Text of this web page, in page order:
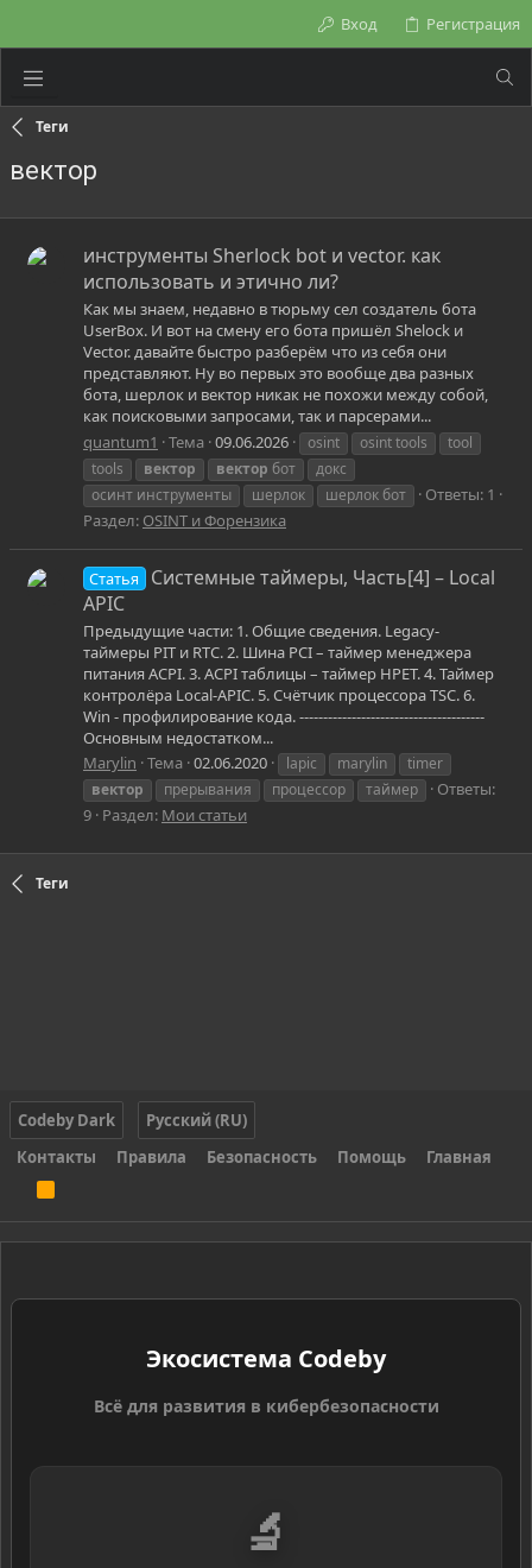
Вход Регистрация
Теги
вектор
инструменты Sherlock bot и vector. как
использовать и этично ли?
Как мы знаем, недавно в тюрьму сел создатель бота
UserBox. И вот на смену его бота пришёл Shelock и
Vector. давайте быстро разберём что из себя они
представляют. Ну во первых это вообще два разных
бота, шерлок и вектор никак не похожи между собой,
как поисковыми запросами, так и парсерами...
quantum1
Тема 09.06.2026 osint osint tools
tool
tools
вектор вектор бот
докс
осинт инструменты
шерлок шерлок бот
Ответы: 1
Раздел: OSINT и Форензика
Статья
Системные таймеры, Часть[4] – Local
APIC
Предыдущие части: 1. Общие сведения. Legacy-
таймеры PIT и RTC. 2. Шина PCI – таймер менеджера
питания ACPI. 3. ACPI таблицы – таймер HPET. 4. Таймер
контролёра Local-APIC. 5. Счётчик процессора TSC. 6.
Win - профилирование кода. ---------------------------------------
Основным недостатком...
Marylin Тема 02.06.2020 lapic marylin
timer
вектор
прерывания процессор таймер
Ответы:
9 Раздел: Мои статьи
Теги
Codeby Dark
Русский (RU)
Контакты
Правила Безопасность Помощь Главная
S
Экосистема Codeby
Всё для развития в кибербезопасности
🔬